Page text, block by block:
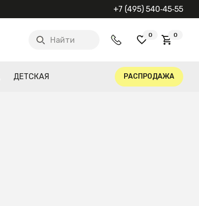
+7 (495) 540‑45‑55
Найти
0 0
ДЕТСКАЯ РАСПРОДАЖА